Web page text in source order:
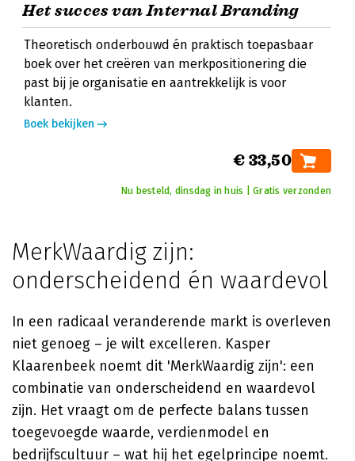
Het succes van Internal Branding
Theoretisch onderbouwd én praktisch toepasbaar
boek over het creëren van merkpositionering die
past bij je organisatie en aantrekkelijk is voor
klanten.
Boek bekijken
€ 33,50
Nu besteld, dinsdag in huis | Gratis verzonden
MerkWaardig zijn:
onderscheidend én waardevol
In een radicaal veranderende markt is overleven
niet genoeg – je wilt excelleren. Kasper
Klaarenbeek noemt dit 'MerkWaardig zijn': een
combinatie van onderscheidend en waardevol
zijn. Het vraagt om de perfecte balans tussen
toegevoegde waarde, verdienmodel en
bedrijfscultuur – wat hij het egelprincipe noemt.